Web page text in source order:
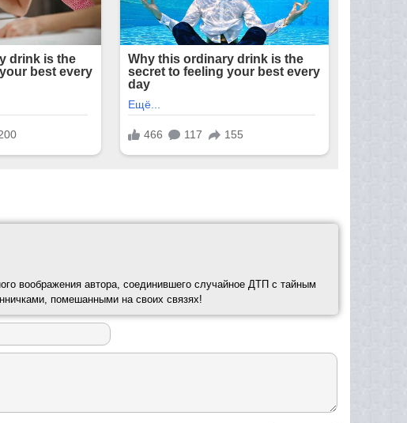
воображения автора, соединившего случайное ДТП с тайным
помешанными на своих связях!